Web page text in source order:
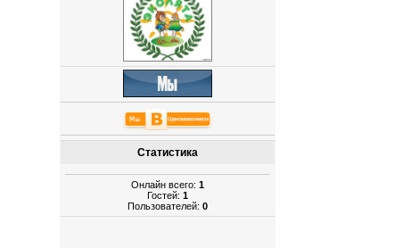
Статистика
Онлайн всего:1
Гостей:1
Пользователей:0